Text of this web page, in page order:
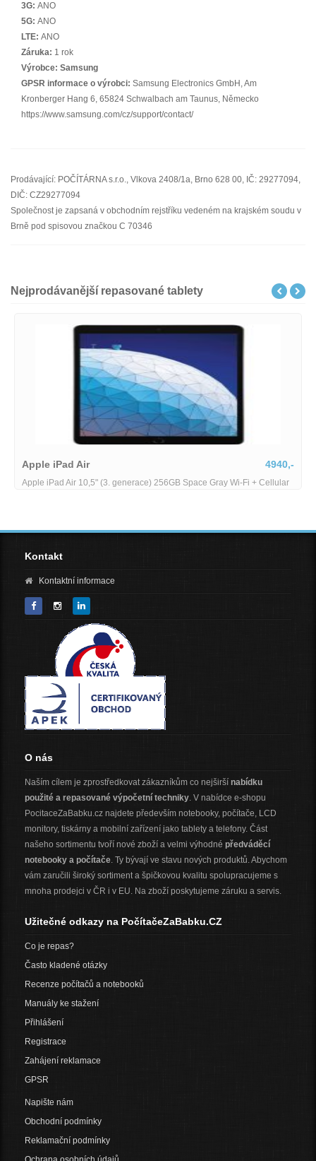
3G: ANO
5G: ANO
LTE: ANO
Záruka: 1 rok
Výrobce: Samsung
GPSR informace o výrobci: Samsung Electronics GmbH, Am
Kronberger Hang 6, 65824 Schwalbach am Taunus, Německo
https://www.samsung.com/cz/support/contact/
Prodávající: POČÍTÁRNA s.r.o., Vlkova 2408/1a, Brno 628 00, IČ: 29277094,
DIČ: CZ29277094
Společnost je zapsaná v obchodním rejstříku vedeném na krajském soudu v
Brně pod spisovou značkou C 70346
Nejprodávanější repasované tablety
Apple iPad Air 4940,-
Apple iPad Air 10,5" (3. generace) 256GB Space Gray Wi-Fi + Cellular
Kontakt
Kontaktní informace
O nás
Naším cílem je zprostředkovat zákazníkům co nejširší nabídku
použité a repasované výpočetní techniky. V nabídce e-shopu
PocitaceZaBabku.cz najdete především notebooky, počítače, LCD
monitory, tiskárny a mobilní zařízení jako tablety a telefony. Část
našeho sortimentu tvoří nové zboží a velmi výhodné předváděcí
notebooky a počítače. Ty bývají ve stavu nových produktů. Abychom
vám zaručili široký sortiment a špičkovou kvalitu spolupracujeme s
mnoha prodejci v ČR i v EU. Na zboží poskytujeme záruku a servis.
Užitečné odkazy na PočítačeZaBabku.CZ
Co je repas?
Často kladené otázky
Recenze počítačů a notebooků
Manuály ke stažení
Přihlášení
Registrace
Zahájení reklamace
GPSR
Napište nám
Obchodní podmínky
Reklamační podmínky